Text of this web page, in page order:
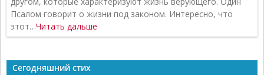
Псалом говорит о жизни под законом. Интересно, что
этот…Читать дальше
Сегодняшний стих